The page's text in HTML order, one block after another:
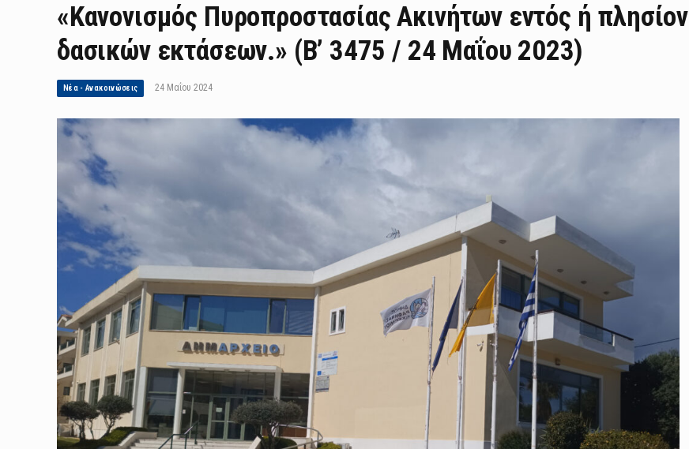
«Κανονισμός Πυροπροστασίας Ακινήτων εντός ή πλησίον
δασικών εκτάσεων.» (Β’ 3475 / 24 Μαΐου 2023)
Νέα - Ανακοινώσεις 24 Μαΐου 2024